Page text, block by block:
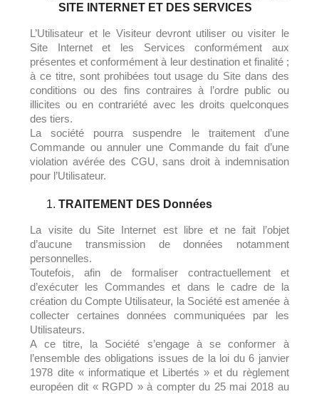
SITE INTERNET ET DES SERVICES
L’Utilisateur et le Visiteur devront utiliser ou visiter le
Site Internet et les Services conformément aux
présentes et conformément à leur destination et finalité ;
à ce titre, sont prohibées tout usage du Site dans des
conditions ou des fins contraires à l’ordre public ou
illicites ou en contrariété avec les droits quelconques
des tiers.
La société pourra suspendre le traitement d’une
Commande ou annuler une Commande du fait d’une
violation avérée des CGU, sans droit à indemnisation
pour l’Utilisateur.
TRAITEMENT DES Données
La visite du Site Internet est libre et ne fait l’objet
d’aucune transmission de données notamment
personnelles.
Toutefois, afin de formaliser contractuellement et
d’exécuter les Commandes et dans le cadre de la
création du Compte Utilisateur, la Société est amenée à
collecter certaines données communiquées par les
Utilisateurs.
A ce titre, la Société s’engage à se conformer à
l’ensemble des obligations issues de la loi du 6 janvier
1978 dite « informatique et Libertés » et du règlement
européen dit « RGPD » à compter du 25 mai 2018 au